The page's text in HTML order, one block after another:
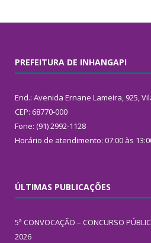
PREFEITURA DE INHANGAPI
End.: Avenida Ernane Lameira, 925,
CEP: 68770-000
Fone: (91) 2992-1128
Horário de atendimento: 07:00 às
ÚLTIMAS PUBLICAÇÕES
5ª CONVOCAÇÃO – CONCURSO
2026